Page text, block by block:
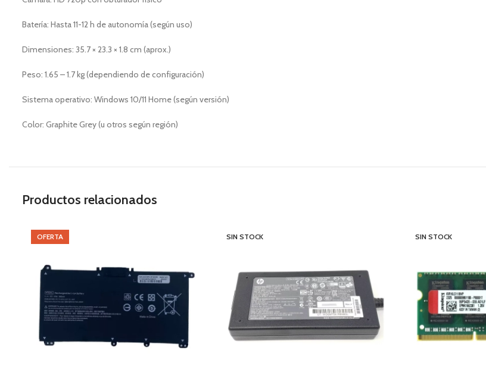
Batería: Hasta 11-12 h de autonomía (según uso)
Dimensiones: 35.7 × 23.3 × 1.8 cm (aprox.)
Peso: 1.65 – 1.7 kg (dependiendo de configuración)
Sistema operativo: Windows 10/11 Home (según versión)
Color: Graphite Grey (u otros según región)
Productos relacionados
OFERTA SIN STOCK SIN STOCK